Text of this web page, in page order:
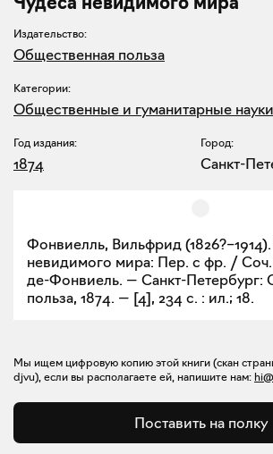
Издательство:
Общественная польза
Категории:
Общественные и гуманитарные науки
Год издания:
1874
Город:
Санкт-
Фонвиелль, Вильфрид
невидимого мира: Пер. с фр. /
де-Фонвиель. — Санкт-Петербург:
польза, 1874. — [4], 234 с. : ил.; 18.
Мы ищем цифровую копию этой книги (скан
djvu), если вы располагаете ей, напишите нам:
Поставить на полку